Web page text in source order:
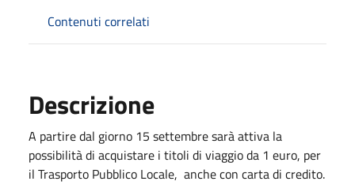
Contenuti correlati
Descrizione
A partire dal giorno 15 settembre sarà attiva la
possibilità di acquistare i titoli di viaggio da 1 euro, per
il Trasporto Pubblico Locale, anche con carta di credito.